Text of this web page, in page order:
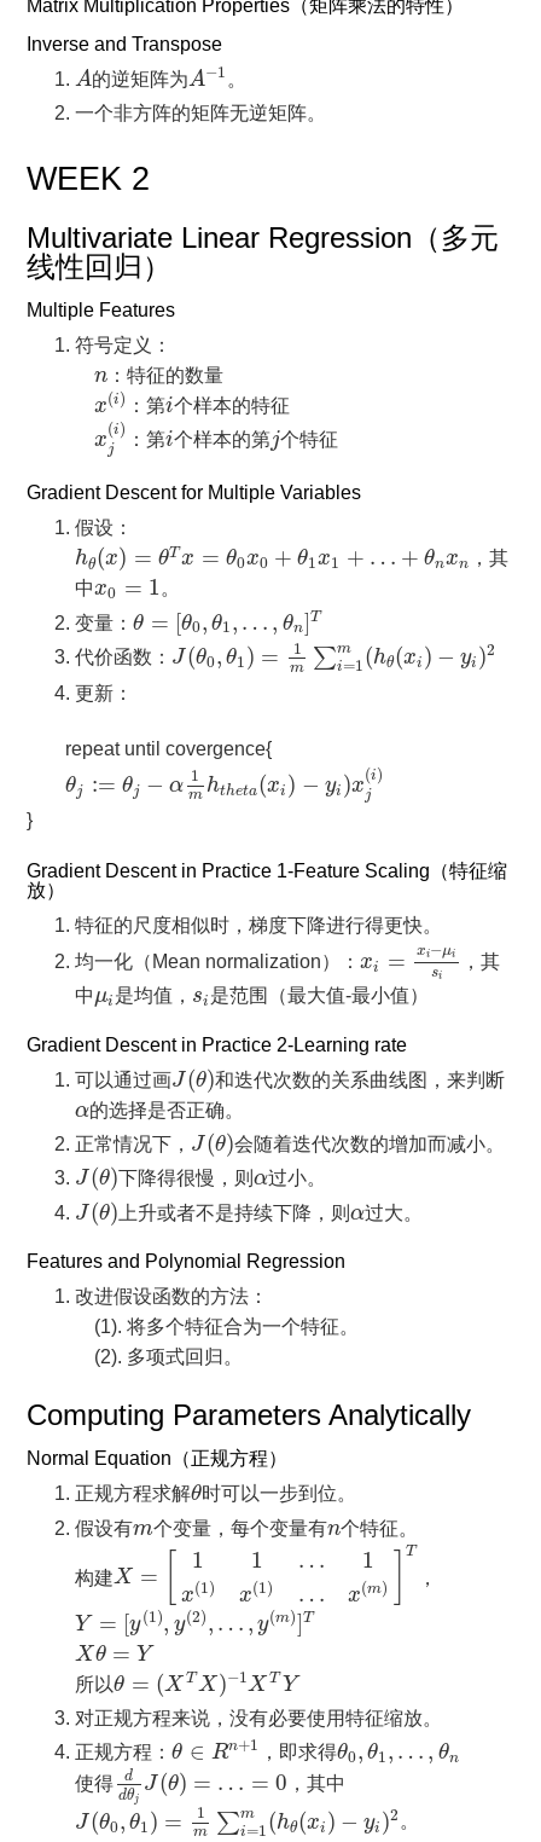
Matrix Multiplication Properties（矩阵乘法的特性）
Inverse and Transpose
A
A的逆矩阵为A−1
A−1
。
一个非方阵的矩阵无逆矩阵。
WEEK 2
Multivariate Linear Regression（多元
线性回归）
Multiple Features
符号定义：
n
n ：特征的数量
x(i)
x(i)
：第i
i个样本的特征
x(i)
j
j(i)
：第i
i个样本的第j
j 个特征
Gradient Descent for Multiple Variables
假设：
hθ(x) = θTx = θ0x0 + θ1x1 + … + θnxn
h θ( x) Tx x0 1
，其
中x0 = 1
x 0=
。
变量：θ = [θ0, θ1, … , θn]T
θ θ0 1 n]T
代价函数： J(θ0, θ1) = 1
m ∑m
i=1(hθ(xi ) − yi )2
J( θ0 θ 1) 1 m ∑i=1 m(h θ i 2
更新：
repeat until covergence{
θj := θj − α 1
m htheta(xi ) − yi )x(i)
j
j:= ht e i)
}
Gradient Descent in Practice 1-Feature Scaling（特征缩
放）
特征的尺度相似时，梯度下降进行得更快。
均一化（Mean normalization）：xi = xi−μi
si
−μisi
，其
中μi
μi是均值， si
si是范围（最大值-最小值）
Gradient Descent in Practice 2-Learning rate
可以通过画J(θ)
J(θ)和迭代次数的关系曲线图，来判断
α
α的选择是否正确。
正常情况下， J(θ)
J(θ)会随着迭代次数的增加而减小。
J (θ)
J(θ)下降得很慢，则 α
α过小。
J(θ)
J(θ) 上升或者不是持续下降，则 α
α过大。
Features and Polynomial Regression
改进假设函数的方法：
(1). 将多个特征合为一个特征。
(2). 多项式回归。
Computing Parameters Analytically
Normal Equation（正规方程）
正规方程求解θ
θ时可以一步到位。
假设有m
m个变量，每个变量有n
n个特征。
构建X =
1 1 … 1
x(1) x(1) … x(m)
T
X=[1 1…1 x 1) x 1)…x(m ]T
Y = [y(1), y(2), … , y(m)]T
Y= ( ),y (2),… y( )]T
Xθ = Y
Xθ= Y
所以θ = (X TX )−1X T Y
θ XTX)−1 XTY
对正规方程来说，没有必要使用特征缩放。
正规方程：θ ∈ Rn+1
θ Rn+1
，即求得θ0, θ1, … , θn
θ θ θn
使得
d
dθj
J(θ) = … = 0
ddθ J θ )=
，其中
J(θ0, θ1) = 1
m ∑m
i=1(hθ(xi ) − yi )2
J( θ0,θ 1) m ∑i=1 m(h θ i 2
。